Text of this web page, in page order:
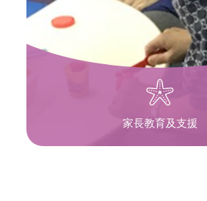
家長教育及支援